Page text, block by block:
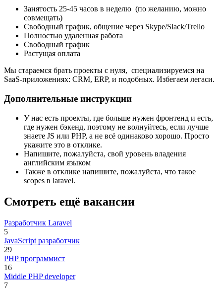
Занятость 25-45 часов в неделю (по желанию, можно
совмещать)
Свободный график, общение через Skype/Slack/Trello
Полностью удаленная работа
Свободный график
Растущая оплата
Мы стараемся брать проекты с нуля, специализируемся на
SaaS-приложениях: CRM, ERP, и подобных. Избегаем легаси.
Дополнительные инструкции
У нас есть проекты, где больше нужен фронтенд и есть,
где нужен бэкенд, поэтому не волнуйтесь, если лучше
знаете JS или PHP, а не всё одинаково хорошо. Просто
укажите это в отклике.
Напишите, пожалуйста, свой уровень владения
английским языком
Также в отклике напишите, пожалуйста, что такое
scopes в laravel.
Смотреть ещё вакансии
Разработчик Laravel
5
JavaScript разработчик
29
PHP программист
16
Middle PHP developer
7